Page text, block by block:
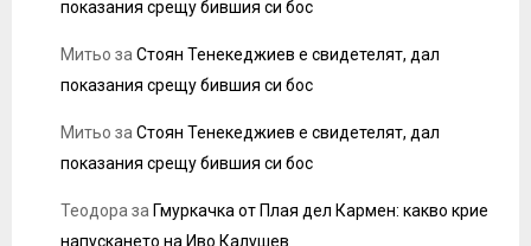
показания срещу бившия си бос
Митьо за Стоян Тенекеджиев е свидетелят, дал
показания срещу бившия си бос
Митьо за Стоян Тенекеджиев е свидетелят, дал
показания срещу бившия си бос
Теодора за Гмуркачка от Плая дел Кармен: какво крие
напускането на Иво Калушев